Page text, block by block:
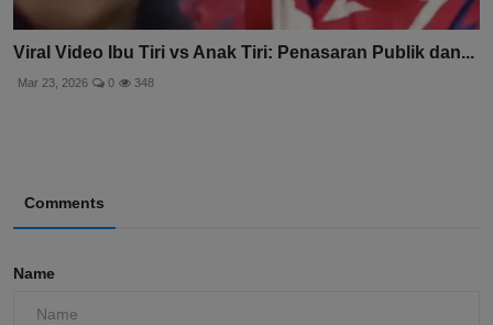
Viral Video Ibu Tiri vs Anak Tiri: Penasaran Publik dan...
Mar 23, 2026 0 348
Comments
Name